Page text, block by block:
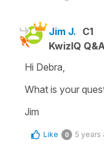
Jim J. C1
KwizIQ
Hi Debra,
What is your
Jim
Like 0 5 years